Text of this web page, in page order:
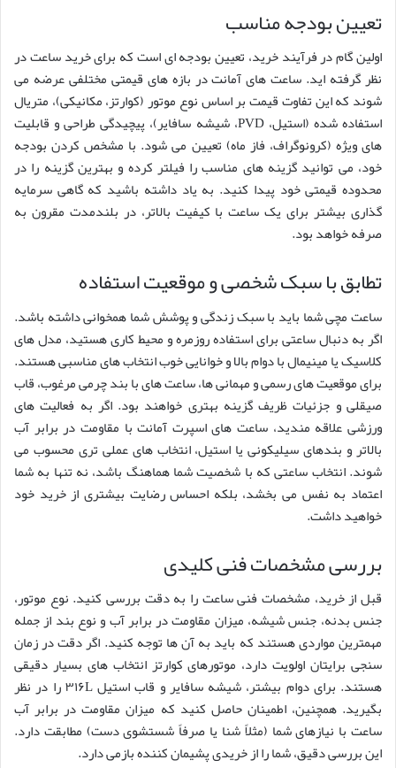
تعیین بودجه مناسب
اولین گام در فرآیند خرید، تعیین بودجه ای است که برای خرید ساعت در
نظر گرفته اید. ساعت های آمانت در بازه های قیمتی مختلفی عرضه می
شوند که این تفاوت قیمت بر اساس نوع موتور (کوارتز، مکانیکی)، متریال
استفاده شده (استیل، PVD، شیشه سافایر)، پیچیدگی طراحی و قابلیت
های ویژه (کرونوگراف، فاز ماه) تعیین می شود. با مشخص کردن بودجه
خود، می توانید گزینه های مناسب را فیلتر کرده و بهترین گزینه را در
محدوده قیمتی خود پیدا کنید. به یاد داشته باشید که گاهی سرمایه
گذاری بیشتر برای یک ساعت با کیفیت بالاتر، در بلندمدت مقرون به
صرفه خواهد بود.
تطابق با سبک شخصی و موقعیت استفاده
ساعت مچی شما باید با سبک زندگی و پوشش شما همخوانی داشته باشد.
اگر به دنبال ساعتی برای استفاده روزمره و محیط کاری هستید، مدل های
کلاسیک یا مینیمال با دوام بالا و خوانایی خوب انتخاب های مناسبی هستند.
برای موقعیت های رسمی و مهمانی ها، ساعت های با بند چرمی مرغوب، قاب
صیقلی و جزئیات ظریف گزینه بهتری خواهند بود. اگر به فعالیت های
ورزشی علاقه مندید، ساعت های اسپرت آمانت با مقاومت در برابر آب
بالاتر و بندهای سیلیکونی یا استیل، انتخاب های عملی تری محسوب می
شوند. انتخاب ساعتی که با شخصیت شما هماهنگ باشد، نه تنها به شما
اعتماد به نفس می بخشد، بلکه احساس رضایت بیشتری از خرید خود
خواهید داشت.
بررسی مشخصات فنی کلیدی
قبل از خرید، مشخصات فنی ساعت را به دقت بررسی کنید. نوع موتور،
جنس بدنه، جنس شیشه، میزان مقاومت در برابر آب و نوع بند از جمله
مهمترین مواردی هستند که باید به آن ها توجه کنید. اگر دقت در زمان
سنجی برایتان اولویت دارد، موتورهای کوارتز انتخاب های بسیار دقیقی
هستند. برای دوام بیشتر، شیشه سافایر و قاب استیل ۳۱۶L را در نظر
بگیرید. همچنین، اطمینان حاصل کنید که میزان مقاومت در برابر آب
ساعت با نیازهای شما (مثلاً شنا یا صرفاً شستشوی دست) مطابقت دارد.
این بررسی دقیق، شما را از خریدی پشیمان کننده بازمی دارد.